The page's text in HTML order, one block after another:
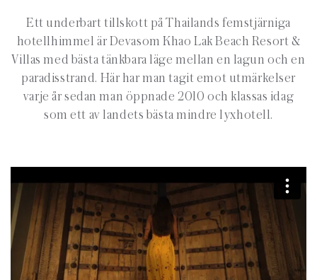
Ett underbart tillskott på Thailands femstjärniga
hotellhimmel är Devasom Khao Lak Beach Resort &
Villas med bästa tänkbara läge mellan en lagun och en
paradisstrand. Här har man tagit emot utmärkelser
varje år sedan man öppnade 2010 och klassas idag
som ett av landets bästa mindre lyxhotell.